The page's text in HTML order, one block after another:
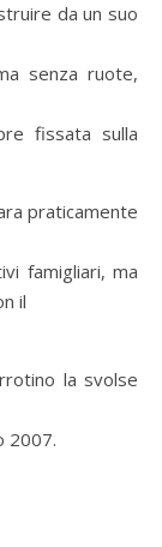
da un suo
senza ruote,
fissata sulla
praticamente
famigliari, ma
il
la svolse
2007.